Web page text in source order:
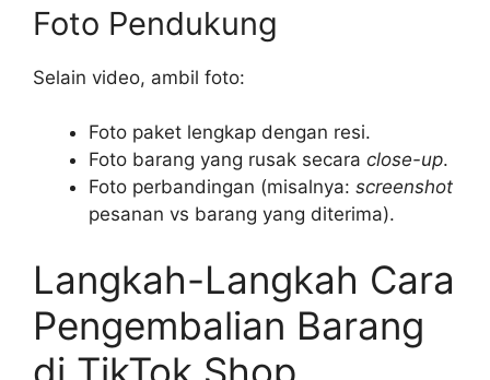
Foto Pendukung
Selain video, ambil foto:
Foto paket lengkap dengan resi.
Foto barang yang rusak secara close-up.
Foto perbandingan (misalnya: screenshot
pesanan vs barang yang diterima).
Langkah-Langkah Cara
Pengembalian Barang